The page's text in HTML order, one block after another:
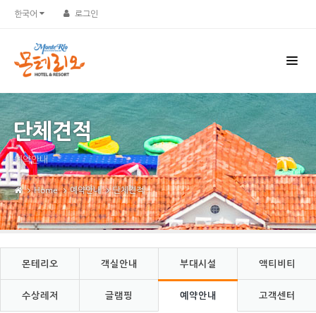
한국어 로그인
단체견적
예약안내
Home 예약안내 단체견적
몬테리오 객실안내 부대시설 액티비티
수상레저 글램핑 예약안내 고객센터
Sketchbook5, 스케치북5